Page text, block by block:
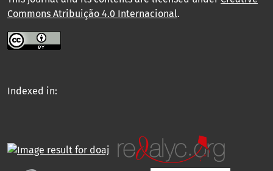
Commons Atribuição 4.0 Internacional.
Indexed in: